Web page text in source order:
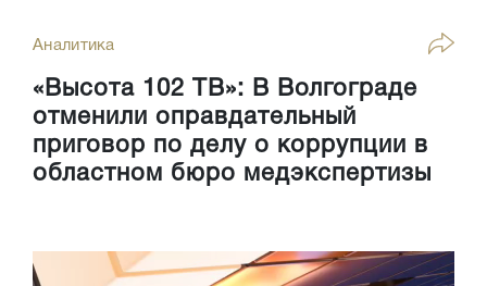
Аналитика
«Высота 102 ТВ»: В Волгограде
отменили оправдательный
приговор по делу о коррупции в
областном бюро медэкспертизы